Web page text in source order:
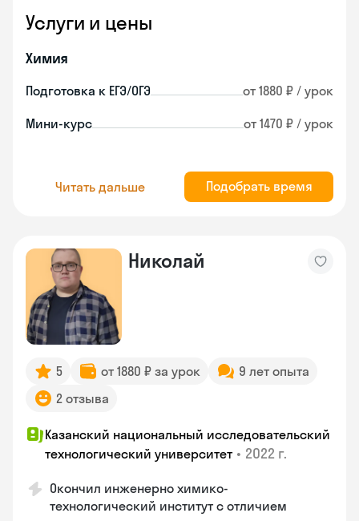
Услуги и цены
Химия
Подготовка к ЕГЭ/ОГЭ от 1880 ₽ / урок
Мини-курс от 1470 ₽ / урок
Читать дальше Подобрать время
Николай
5 от 1880 ₽ за урок
9 лет опыта
2 отзыва
Казанский национальный исследовательский
технологический университет • 2022 г.
Окончил инженерно химико-
технологический институт с отличием